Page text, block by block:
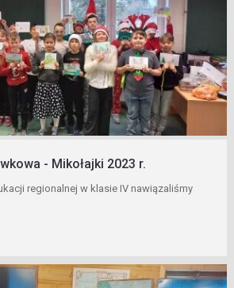
- Mikołajki 2023 r.
regionalnej w klasie IV nawiązaliśmy